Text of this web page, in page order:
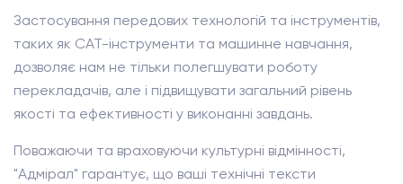
Застосування передових технологій та інструментів,
таких як CAT-інструменти та машинне навчання,
дозволяє нам не тільки полегшувати роботу
перекладачів, але і підвищувати загальний рівень
якості та ефективності у виконанні завдань.
Поважаючи та враховуючи культурні відмінності,
"Адмірал" гарантує, що ваші технічні тексти